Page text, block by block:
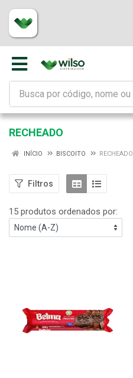
RECHEADO
INÍCIO BISCOITO RECHEADO
Filtros
15 produtos ordenados por: